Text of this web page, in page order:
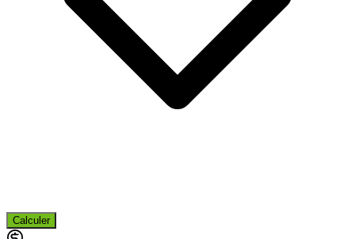
Calculer